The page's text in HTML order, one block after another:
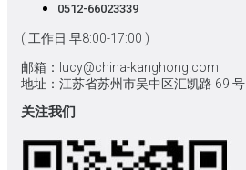
0512-66023339
( 工作日 早8:00-17:00 )
邮箱：lucy@china-kanghong.com
地址：江苏省苏州市吴中区汇凯路 69 号
关注我们